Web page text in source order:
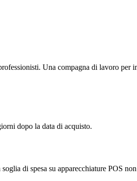
Una compagna di lavoro
dopo la data di acquisto.
di spesa su apparecchiature POS